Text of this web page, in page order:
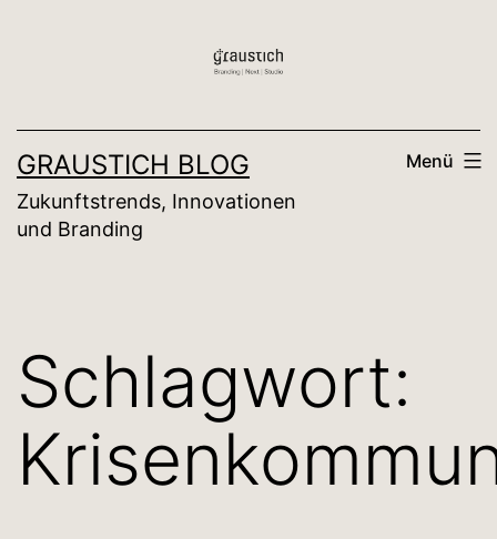
GRAUSTICH BLOG
Zukunftstrends, Innovationen
und Branding
Menü
Schlagwort: